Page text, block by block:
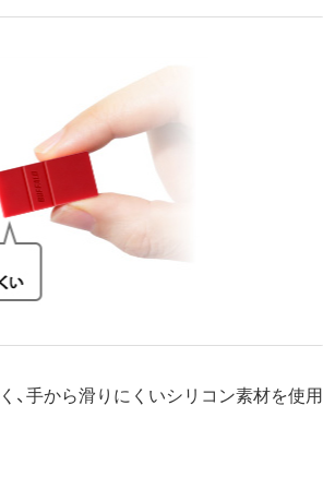
手から滑りにくいシリコン素材を使用